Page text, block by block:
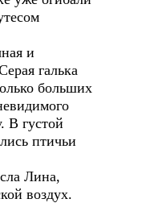
и
галька
больших
В густой
птичьи
Лина,
воздух.